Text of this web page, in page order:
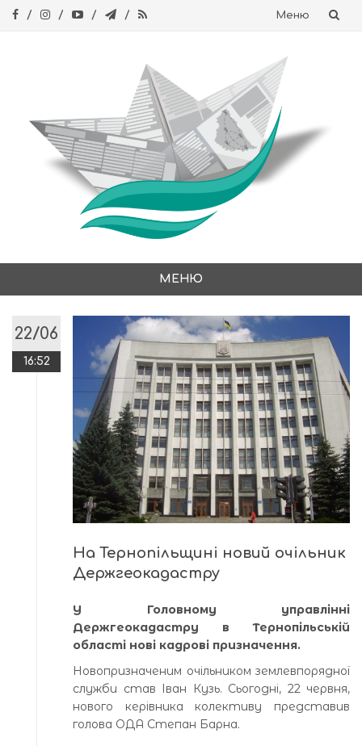
Меню
МЕНЮ
content
22/06
16:52
На Тернопільщині новий очільник
Держгеокадастру
У Головному управлінні
Держгеокадастру в Тернопільській
області нові кадрові призначення.
Новопризначеним очільником землевпорядної
служби став Іван Кузь. Сьогодні, 22 червня,
нового керівника колективу представив
голова ОДА Степан Барна.